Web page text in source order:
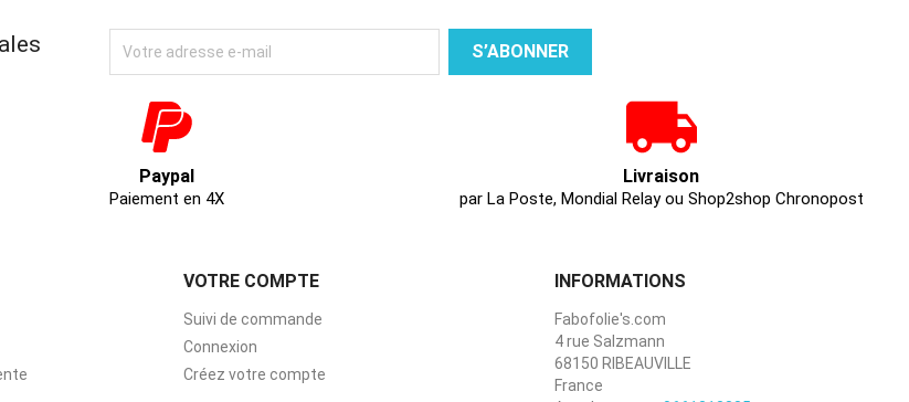
Paypal
Paiement en 4X
Livraison
par La Poste, Mondial Relay ou Shop2shop Chronopost
VOTRE COMPTE
Suivi de commande
Connexion
Créez votre compte
INFORMATIONS
Fabofolie's.com
4 rue Salzmann
68150 RIBEAUVILLE
France